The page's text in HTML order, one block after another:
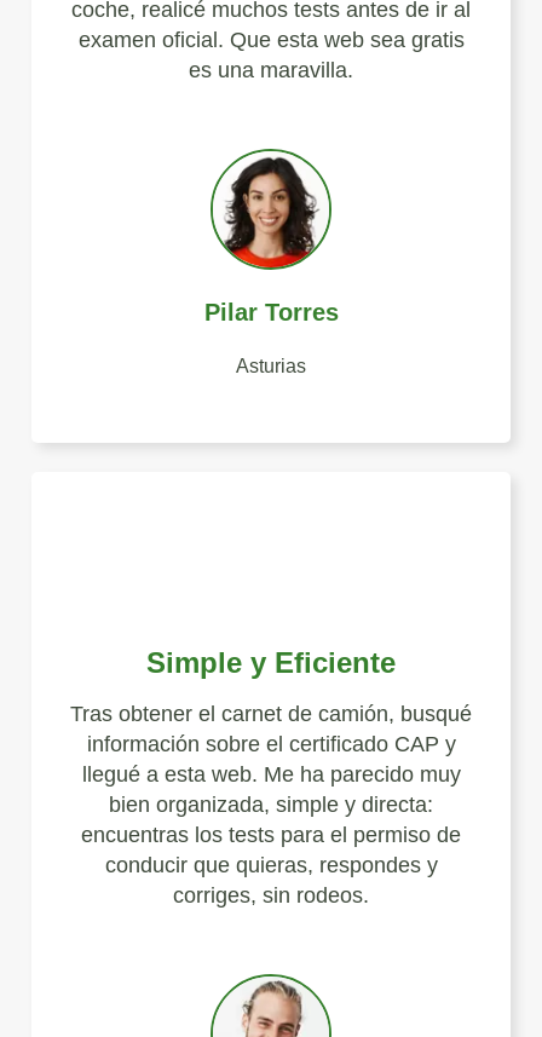
coche, realicé muchos tests antes de ir al
examen oficial. Que esta web sea gratis
es una maravilla.
Pilar Torres
Asturias
Simple y Eficiente
Tras obtener el carnet de camión, busqué
información sobre el certificado CAP y
llegué a esta web. Me ha parecido muy
bien organizada, simple y directa:
encuentras los tests para el permiso de
conducir que quieras, respondes y
corriges, sin rodeos.